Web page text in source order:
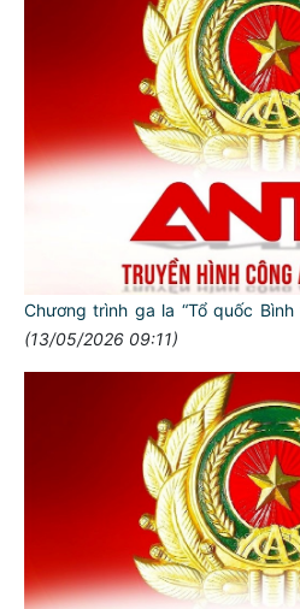
Chương trình ga la “Tổ quốc
(13/05/2026 09:11)